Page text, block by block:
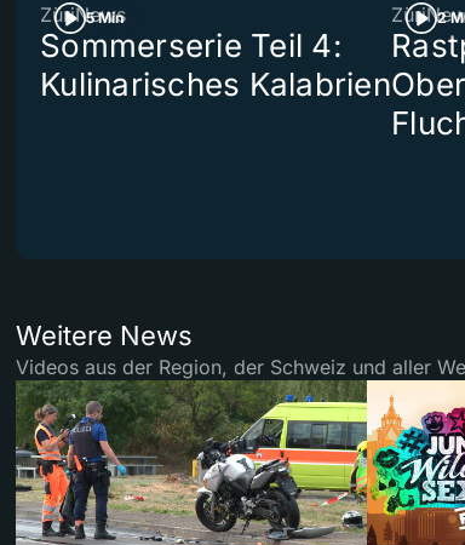
5 Min
ZüriNews
Sommerserie Teil 4:
Kulinarisches Kalabrien
2
Weitere News
Videos aus der Region, der Schweiz und aller